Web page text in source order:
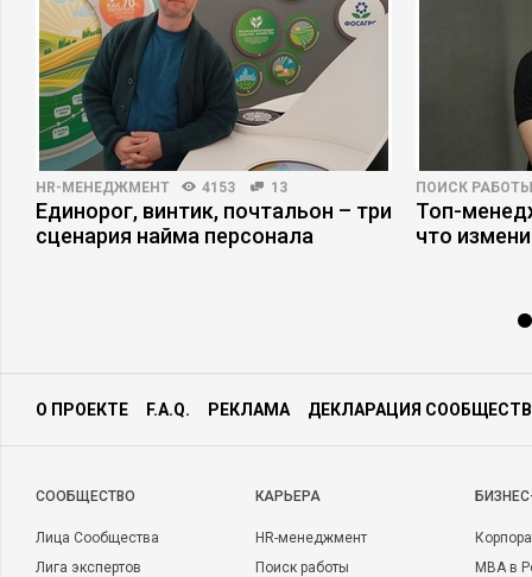
HR-МЕНЕДЖМЕНТ 4153 13
Единорог, винтик, почтальон – три
сценария найма персонала
ПОИСК РАБОТЫ
Топ-
что
О ПРОЕКТЕ F.A.Q. РЕКЛАМА ДЕКЛАРАЦИЯ
CООБЩЕСТВО
Лица Сообщества
Лига экспертов
КАРЬЕРА
HR-менеджмент
Поиск работы
MBA в